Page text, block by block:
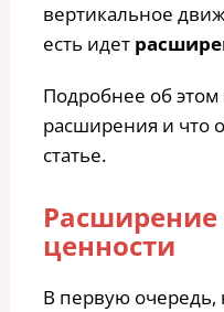
вертикальное
есть идет
Подробнее об
расширения и что
статье.
Расширение
ценности
В первую очередь,